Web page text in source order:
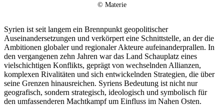
© Materie
Syrien ist seit langem ein Brennpunkt geopolitischer
Auseinandersetzungen und verkörpert eine Schnittstelle, an der die
Ambitionen globaler und regionaler Akteure aufeinanderprallen. In
den vergangenen zehn Jahren war das Land Schauplatz eines
vielschichtigen Konflikts, geprägt von wechselnden Allianzen,
komplexen Rivalitäten und sich entwickelnden Strategien, die über
seine Grenzen hinausreichen. Syriens Bedeutung ist nicht nur
geografisch, sondern strategisch, ideologisch und symbolisch für
den umfassenderen Machtkampf um Einfluss im Nahen Osten.